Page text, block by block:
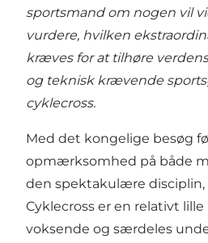
sportsmand om nogen vil
vurdere, hvilken
kræves for at tilhøre
og teknisk krævende
cyklecross.
Med det kongelige besøg
opmærksomhed på både
den spektakulære disciplin,
Cyklecross er en relativt
voksende og særdeles